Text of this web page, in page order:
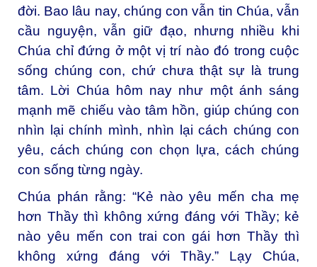
đời. Bao lâu nay, chúng con vẫn tin Chúa, vẫn
cầu nguyện, vẫn giữ đạo, nhưng nhiều khi
Chúa chỉ đứng ở một vị trí nào đó trong cuộc
sống chúng con, chứ chưa thật sự là trung
tâm. Lời Chúa hôm nay như một ánh sáng
mạnh mẽ chiếu vào tâm hồn, giúp chúng con
nhìn lại chính mình, nhìn lại cách chúng con
yêu, cách chúng con chọn lựa, cách chúng
con sống từng ngày.
Chúa phán rằng: “Kẻ nào yêu mến cha mẹ
hơn Thầy thì không xứng đáng với Thầy; kẻ
nào yêu mến con trai con gái hơn Thầy thì
không xứng đáng với Thầy.” Lạy Chúa,